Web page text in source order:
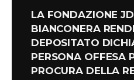
LA FONDAZIONE
BIANCONERA
DEPOSITATO
PERSONA OFFESA
PROCURA DELLA